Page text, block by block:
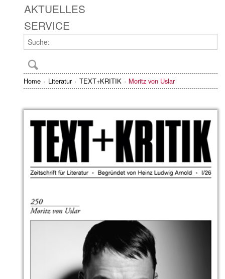
AKTUELLES
SERVICE
Home Literatur TEXT+KRITIK Moritz von Uslar